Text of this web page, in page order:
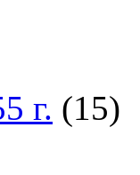
г. (15)